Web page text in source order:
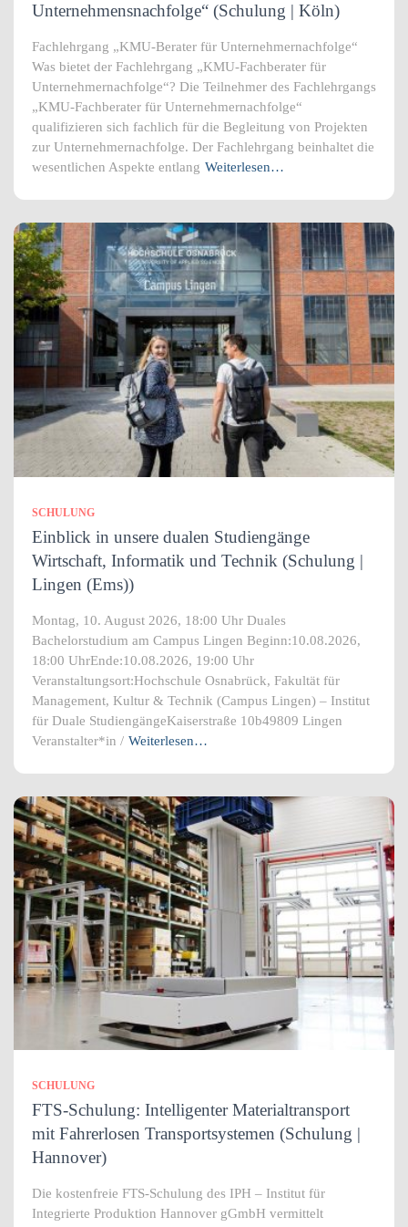
Unternehmensnachfolge“ (Schulung | Köln)
Fachlehrgang „KMU-Berater für Unternehmernachfolge“
Was bietet der Fachlehrgang „KMU-Fachberater für
Unternehmernachfolge“? Die Teilnehmer des Fachlehrgangs
„KMU-Fachberater für Unternehmernachfolge“
qualifizieren sich fachlich für die Begleitung von Projekten
zur Unternehmernachfolge. Der Fachlehrgang beinhaltet die
wesentlichen Aspekte entlang Weiterlesen…
SCHULUNG
Einblick in unsere dualen Studiengänge
Wirtschaft, Informatik und Technik (Schulung |
Lingen (Ems))
Montag, 10. August 2026, 18:00 Uhr Duales
Bachelorstudium am Campus Lingen Beginn:10.08.2026,
18:00 UhrEnde:10.08.2026, 19:00 Uhr
Veranstaltungsort:Hochschule Osnabrück, Fakultät für
Management, Kultur & Technik (Campus Lingen) – Institut
für Duale StudiengängeKaiserstraße 10b49809 Lingen
Veranstalter*in / Weiterlesen…
SCHULUNG
FTS-Schulung: Intelligenter Materialtransport
mit Fahrerlosen Transportsystemen (Schulung |
Hannover)
Die kostenfreie FTS-Schulung des IPH – Institut für
Integrierte Produktion Hannover gGmbH vermittelt